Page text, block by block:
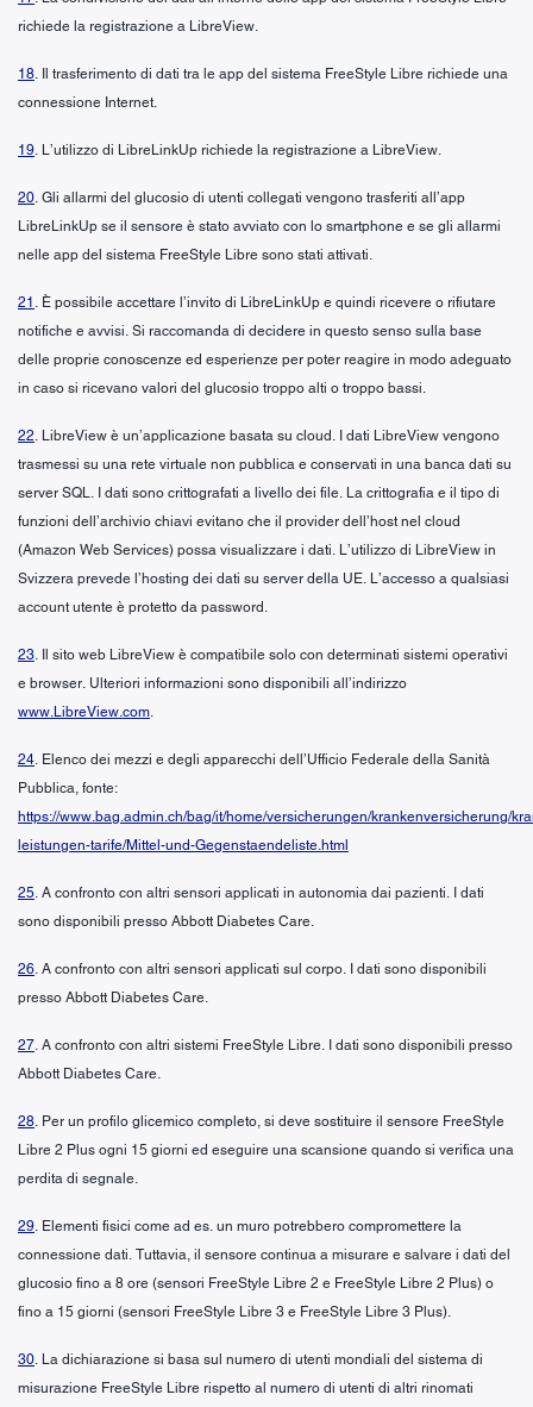
richiede la registrazione a LibreView.
18. Il trasferimento di dati tra le app del sistema FreeStyle Libre richiede una
connessione Internet.
19. L’utilizzo di LibreLinkUp richiede la registrazione a LibreView.
20. Gli allarmi del glucosio di utenti collegati vengono trasferiti all’app
LibreLinkUp se il sensore è stato avviato con lo smartphone e se gli allarmi
nelle app del sistema FreeStyle Libre sono stati attivati.
21 . È possibile accettare l’invito di LibreLinkUp e quindi ricevere o rifiutare
notifiche e avvisi. Si raccomanda di decidere in questo senso sulla base
delle proprie conoscenze ed esperienze per poter reagire in modo adeguato
in caso si ricevano valori del glucosio troppo alti o troppo bassi.
22. LibreView è un’applicazione basata su cloud. I dati LibreView vengono
trasmessi su una rete virtuale non pubblica e conservati in una banca dati su
server SQL. I dati sono crittografati a livello dei file. La crittografia e il tipo di
funzioni dell’archivio chiavi evitano che il provider dell’host nel cloud
(Amazon Web Services) possa visualizzare i dati. L’utilizzo di LibreView in
Svizzera prevede l’hosting dei dati su server della UE. L’accesso a qualsiasi
account utente è protetto da password.
23. Il sito web LibreView è compatibile solo con determinati sistemi operativi
e browser. Ulteriori informazioni sono disponibili all’indirizzo
www.LibreView.com.
24. Elenco dei mezzi e degli apparecchi dell’Ufficio Federale della Sanità
Pubblica, fonte:
https://www.bag.admin.ch/bag/it/home/versicherungen/krankenversicherung/
leistungen-tarife/Mittel-und-Gegenstaendeliste.html
25. A confronto con altri sensori applicati in autonomia dai pazienti. I dati
sono disponibili presso Abbott Diabetes Care.
26. A confronto con altri sensori applicati sul corpo. I dati sono disponibili
presso Abbott Diabetes Care.
27. A confronto con altri sistemi FreeStyle Libre. I dati sono disponibili presso
Abbott Diabetes Care.
28. Per un profilo glicemico completo, si deve sostituire il sensore FreeStyle
Libre 2 Plus ogni 15 giorni ed eseguire una scansione quando si verifica una
perdita di segnale.
29. Elementi fisici come ad es. un muro potrebbero compromettere la
connessione dati. Tuttavia, il sensore continua a misurare e salvare i dati del
glucosio fino a 8 ore (sensori FreeStyle Libre 2 e FreeStyle Libre 2 Plus) o
fino a 15 giorni (sensori FreeStyle Libre 3 e FreeStyle Libre 3 Plus).
30. La dichiarazione si basa sul numero di utenti mondiali del sistema di
misurazione FreeStyle Libre rispetto al numero di utenti di altri rinomati